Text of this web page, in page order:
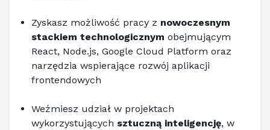
Zyskasz możliwość pracy z nowoczesnym
stackiem technologicznym obejmującym
React, Node.js, Google Cloud Platform oraz
narzędzia wspierające rozwój aplikacji
frontendowych
Weźmiesz udział w projektach
wykorzystujących sztuczną inteligencję, w